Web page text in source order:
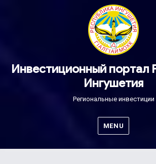
Инвестиционный портал
Ингушетия
Региональные инвестиции
MENU